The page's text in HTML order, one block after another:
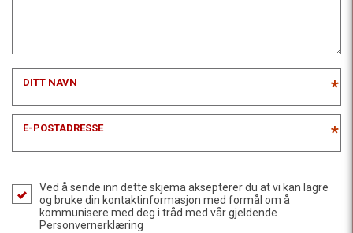
DITT NAVN *
E-POSTADRESSE *
Ved å sende inn dette skjema aksepterer du at vi kan lagre
og bruke din kontaktinformasjon med formål om å
kommunisere med deg i tråd med vår gjeldende
Personvernerklæring